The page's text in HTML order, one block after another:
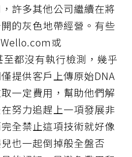
許多其他公司繼續在將
的灰色地帶經營。有些
或
都沒有執行檢測，幾乎
提供客戶上傳原始DNA
一定費用，幫助他們解
努力追趕上一項發展非
全禁止這項技術就好像
也一起倒掉般全盤否